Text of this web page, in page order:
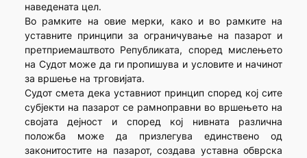
наведената цел.
Во рамките на овие мерки, како и во рамките на
уставните принципи за ограничување на пазарот и
претприемаштвото Републиката, според мислењето
на Судот може да ги пропишува и условите и начинот
за вршење на трговијата.
Судот смета дека уставниот принцип според кој сите
субјекти на пазарот се рамноправни во вршењето на
својата дејност и според кој нивната различна
положба може да призлегува единствено од
законитостите на пазарот, создава уставна обврска